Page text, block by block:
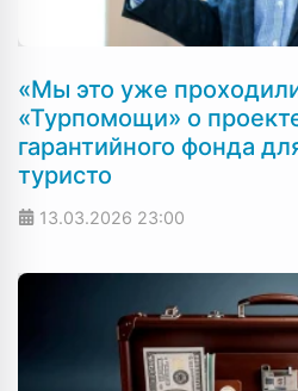
«Мы это уже
«Турпомощи» о
гарантийного фонда
туристо
13.03.2026 23:00